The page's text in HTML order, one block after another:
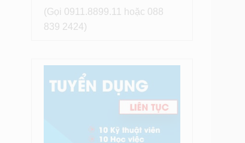
(Gọi 0911.8899.11 hoặc 088
839 2424)